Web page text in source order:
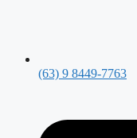
(63) 9 8449-7763